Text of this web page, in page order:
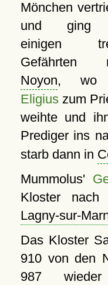
Mönchen
und ging
einigen
Gefährten
Noyon, wo
Eligiuszum
weihte und
Prediger ins
starb dann in
Mummolus'
Kloster
Lagny-sur-
Das Kloster
910 von den
987